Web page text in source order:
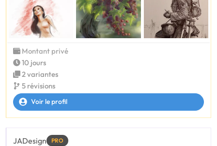
Montant privé
10 jours
2 variantes
5 révisions
Voir le profil
JADesign PRO